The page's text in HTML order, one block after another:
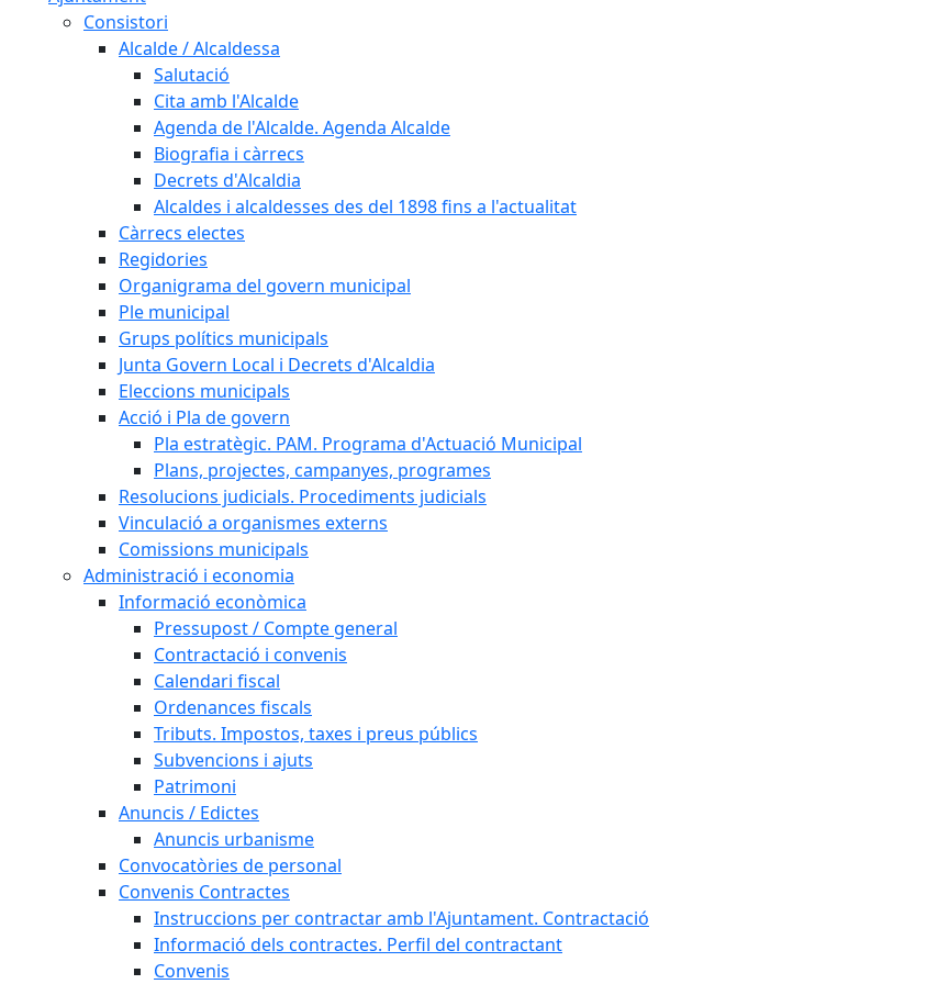
Consistori
Alcalde / Alcaldessa
Salutació
Cita amb l'Alcalde
Agenda de l'Alcalde. Agenda Alcalde
Biografia i càrrecs
Decrets d'Alcaldia
Alcaldes i alcaldesses des del 1898 fins a l'actualitat
Càrrecs electes
Regidories
Organigrama del govern municipal
Ple municipal
Grups polítics municipals
Junta Govern Local i Decrets d'Alcaldia
Eleccions municipals
Acció i Pla de govern
Pla estratègic. PAM. Programa d'Actuació Municipal
Plans, projectes, campanyes, programes
Resolucions judicials. Procediments judicials
Vinculació a organismes externs
Comissions municipals
Administració i economia
Informació econòmica
Pressupost / Compte general
Contractació i convenis
Calendari fiscal
Ordenances fiscals
Tributs. Impostos, taxes i preus públics
Subvencions i ajuts
Patrimoni
Anuncis / Edictes
Anuncis urbanisme
Convocatòries de personal
Convenis Contractes
Instruccions per contractar amb l'Ajuntament. Contractació
Informació dels contractes. Perfil del contractant
Convenis